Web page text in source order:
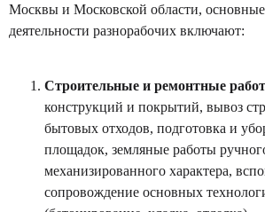
Москвы и Московской области,
деятельности разнорабочих включают:
Строительные и ремонтные
конструкций и покрытий, вывоз
бытовых отходов, подготовка и
площадок, земляные работы
механизированного характера,
сопровождение основных